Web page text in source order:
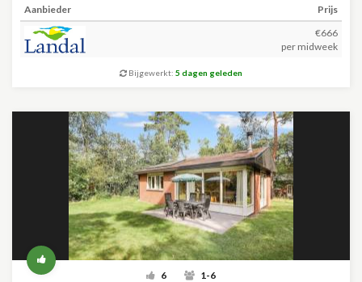
Aanbieder
Prijs
€666
per midweek
Bijgewerkt: 5 dagen geleden
6 1-6